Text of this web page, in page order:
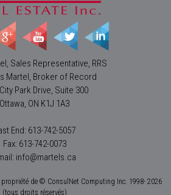
Sales Representative, RRS
Martel, Broker of Record
Park Drive, Suite 300
Ottawa, ON K1J 1A3
End: 613-742-5057
Fax: 613-742-0073
info@martels.ca
de © ConsulNet Computing Inc. 1998- 2026
(tous droits réservés)